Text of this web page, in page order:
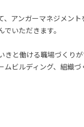
アンガーマネジメン
いただきます。
と働ける職場づくり
ビルディング、組織